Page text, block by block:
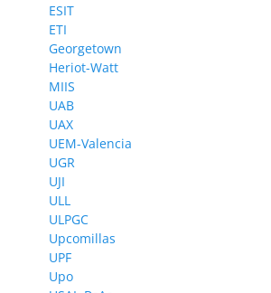
ESIT
ETI
Georgetown
Heriot-Watt
MIIS
UAB
UAX
UEM-Valencia
UGR
UJI
ULL
ULPGC
Upcomillas
UPF
Upo